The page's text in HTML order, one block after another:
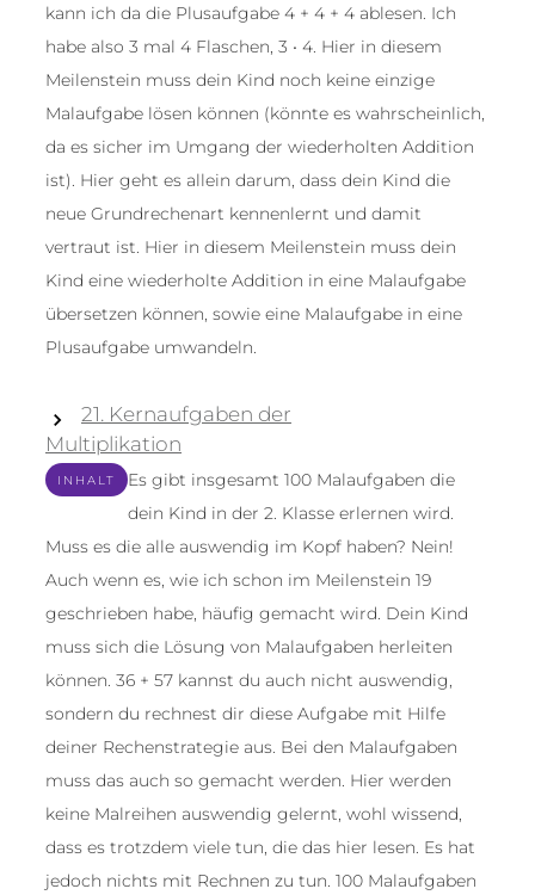
kann ich da die Plusaufgabe 4 + 4 + 4 ablesen. Ich
habe also 3 mal 4 Flaschen, 3 • 4. Hier in diesem
Meilenstein muss dein Kind noch keine einzige
Malaufgabe lösen können (könnte es wahrscheinlich,
da es sicher im Umgang der wiederholten Addition
ist). Hier geht es allein darum, dass dein Kind die
neue Grundrechenart kennenlernt und damit
vertraut ist. Hier in diesem Meilenstein muss dein
Kind eine wiederholte Addition in eine Malaufgabe
übersetzen können, sowie eine Malaufgabe in eine
Plusaufgabe umwandeln.
21. Kernaufgaben der
Multiplikation
INHALT
Es gibt insgesamt 100 Malaufgaben die
dein Kind in der 2. Klasse erlernen wird.
Muss es die alle auswendig im Kopf haben? Nein!
Auch wenn es, wie ich schon im Meilenstein 19
geschrieben habe, häufig gemacht wird. Dein Kind
muss sich die Lösung von Malaufgaben herleiten
können. 36 + 57 kannst du auch nicht auswendig,
sondern du rechnest dir diese Aufgabe mit Hilfe
deiner Rechenstrategie aus. Bei den Malaufgaben
muss das auch so gemacht werden. Hier werden
keine Malreihen auswendig gelernt, wohl wissend,
dass es trotzdem viele tun, die das hier lesen. Es hat
jedoch nichts mit Rechnen zu tun. 100 Malaufgaben